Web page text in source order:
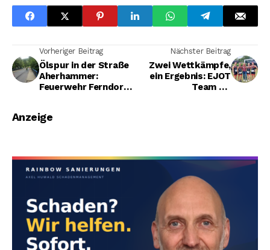
Vorheriger Beitrag
Ölspur in der Straße
Aherhammer:
Feuerwehr Ferndorf
übernimmt
Nächster Beitrag
Zwei Wettkämpfe,
ein Ergebnis: EJOT
Team TV
Anzeige